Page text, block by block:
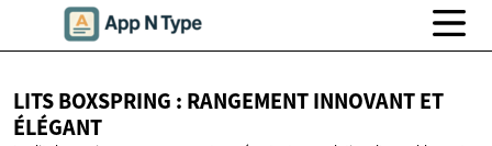
LITS BOXSPRING : RANGEMENT INNOVANTET
ÉLÉGANT